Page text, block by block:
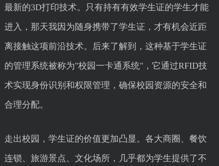
最新的3D打印技术。只有持有有效学生证的学生才能
进入，那天我因为随身携带了学生证，才有机会近距
离接触这项前沿技术。后来了解到，这种基于学生证
的管理系统被称为"校园一卡通系统"，它通过RFID技
术实现身份识别和权限管理，确保校园资源的安全和
合理分配。
走出校园，学生证的价值更加凸显。各大商圈、餐饮
连锁、旅游景点、文化场所，几乎都为学生提供了不